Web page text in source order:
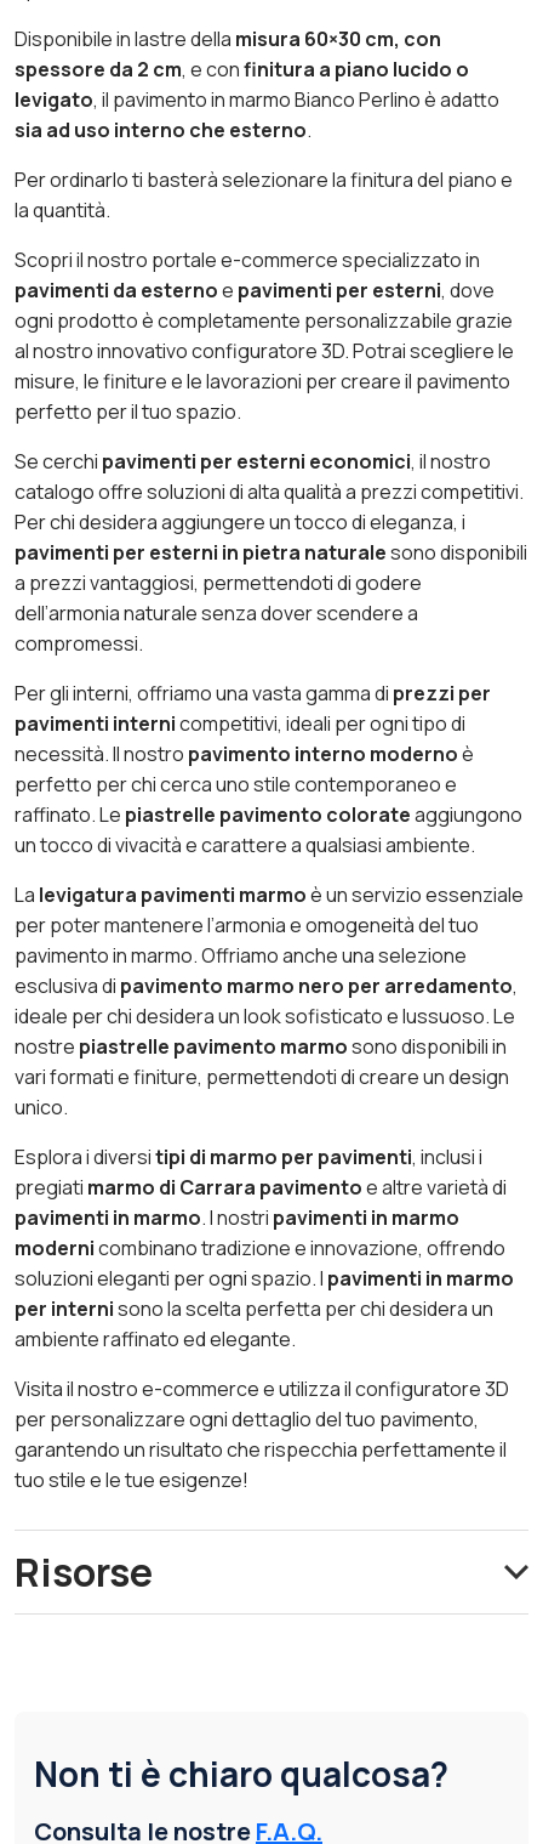
Disponibile in lastre della misura 60×30 cm, con
spessore da 2 cm, e confinitura a piano lucido o
levigato, il pavimento inmarmo Bianco Perlinoè adatto
sia ad uso interno che esterno.
Per ordinarlo ti basterà selezionare la finitura del piano e
la quantità.
Scopri il nostro portale e-commerce specializzato in
pavimenti da esternoe pavimenti per esterni, dove
ogni prodotto è completamente personalizzabile grazie
al nostro innovativo configuratore 3D. Potrai scegliere le
misure, le finiture e le lavorazioni per creare il pavimento
perfetto per il tuo spazio.
Se cerchi pavimenti per esterni economici, il nostro
catalogo offre soluzioni di alta qualità a prezzi competitivi.
Per chi desidera aggiungere un tocco di eleganza, i
pavimenti per esterni in pietra naturalesono disponibili
a prezzi vantaggiosi, permettendoti di godere
dell’armonia naturale senza dover scendere a
compromessi.
Per gli interni, offriamo una vasta gamma di prezzi per
pavimenti internicompetitivi, ideali per ogni tipo di
necessità. Il nostro pavimento interno modernoè
perfetto per chi cerca uno stile contemporaneo e
raffinato. Le piastrelle pavimento colorateaggiungono
un tocco di vivacità e carattere a qualsiasi ambiente.
La levigatura pavimenti marmoè un servizio essenziale
per poter mantenere l’armonia e omogeneità del tuo
pavimento in marmo. Offriamo anche una selezione
esclusiva di pavimento marmo nero per arredamento,
ideale per chi desidera un look sofisticato e lussuoso. Le
nostre piastrelle pavimento marmosono disponibili in
vari formati e finiture, permettendoti di creare un design
unico.
Esplora i diversitipi di marmo per pavimenti, inclusi i
pregiati marmo di Carrara pavimentoe altre varietà di
pavimenti in marmo. I nostri pavimenti in marmo
modernicombinano tradizione e innovazione, offrendo
soluzioni eleganti per ogni spazio. I pavimenti in marmo
per internisono la scelta perfetta per chi desidera un
ambiente raffinato ed elegante.
Visita il nostro e-commerce e utilizza il configuratore 3D
per personalizzare ogni dettaglio del tuo pavimento,
garantendo un risultato che rispecchia perfettamente il
tuo stile e le tue esigenze!
Risorse
Non ti è chiaro qualcosa?
Consulta le nostreF.A.Q.